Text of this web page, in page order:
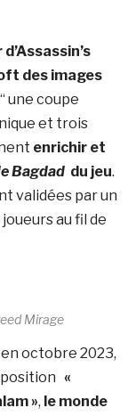
des images
une coupe
et trois
enrichir et
Bagdad du jeu.
validées par un
au fil de
Mirage
en octobre 2023,
«
», le monde